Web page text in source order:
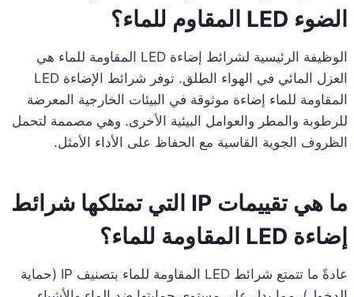
الضوء LED المقاوم للماء؟
الوظيفة الرئيسية لشرائط إضاءة LED المقاومة للماء هي
العزل المائي في الهواء الطلق. توفر شرائط الإضاءة LED
المقاومة للماء إضاءة موثوقة في البيئات الخارجية المعرضة
للرطوبة والمطر والعوامل البيئية الأخرى. وهي مصممة لتحمل
الظروف الجوية القاسية مع الحفاظ على الأداء الأمثل.
ما هي تقييمات IP التي تمتلكها شرائط
إضاءة LED المقاومة للماء؟
عادةً ما تتمتع شرائط LED المقاومة للماء بتصنيف IP (حماية